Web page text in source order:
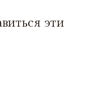
эти